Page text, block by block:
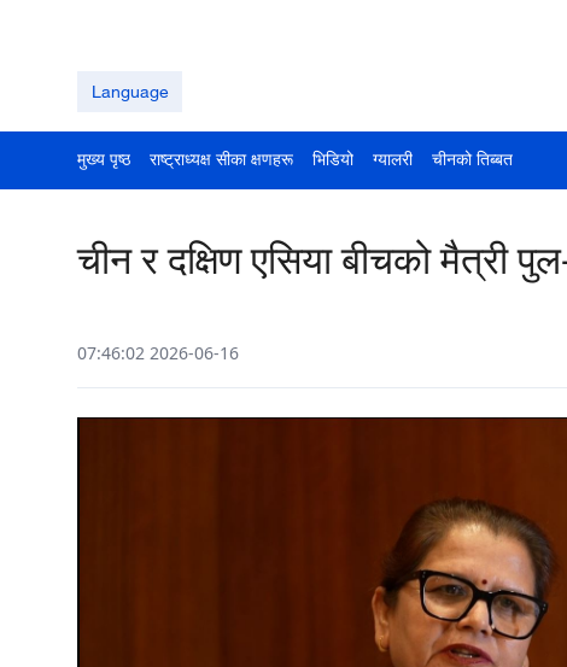
Language
मुख्य पृष्ठ राष्ट्राध्यक्ष सीका क्षणहरू भिडियो ग्यालरी चीनको तिब्बत
चीन र दक्षिण एसिया बीचको मैत्री
07:46:02 2026-06-16